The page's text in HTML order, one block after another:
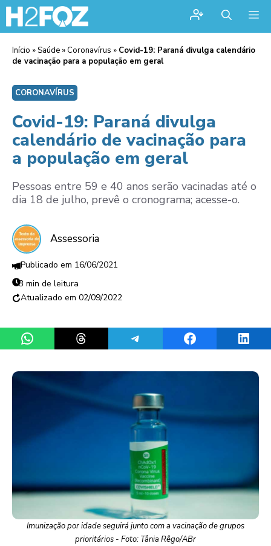
Início »Saúde » Coronavírus » Covid-19: Paraná divulga calendário
de vacinação para a população em geral
CORONAVÍRUS
Covid-19: Paraná divulga
calendário de vacinação para
a população em geral
Pessoas entre 59 e 40 anos serão vacinadas até o
dia 18 de julho, prevê o cronograma; acesse-o.
Assessoria
16/06/2021
3 min de leitura
02/09/2022
Share on WhatsAppShare on ThreadsShare on TelegramShare on Facebook
Imunização por idade seguirá junto com a vacinação de grupos
prioritários - Foto: Tânia Rêgo/ABr